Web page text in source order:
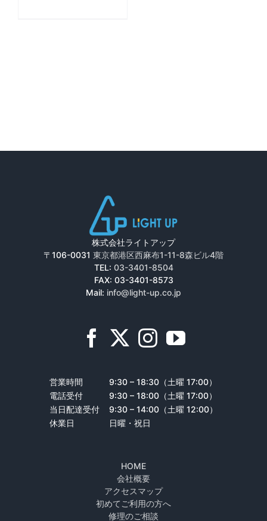
株式会社ライトアップ
〒106-0031 東京都港区西麻布1-11-8森ビル4階
TEL: 03-3401-8504
FAX: 03-3401-8573
Mail: info@light-up.co.jp
営業時間
9:30 – 18:30（土曜 17:00）
電話受付
9:30 – 18:00（土曜 17:00）
当日配達受付
9:30 – 14:00（土曜 12:00）
休業日
日曜・祝日
HOME
会社概要
アクセスマップ
初めてご利用の方へ
修理のご相談